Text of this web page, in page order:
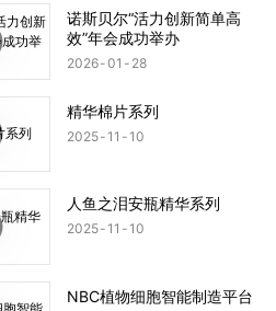
诺斯贝尔“活力创新简单高
效”年会成功举办
2026 01 28
精华棉片系列
2025 11 10
人鱼之泪安瓶精华系列
2025 11 10
NBC植物细胞智能制造平台